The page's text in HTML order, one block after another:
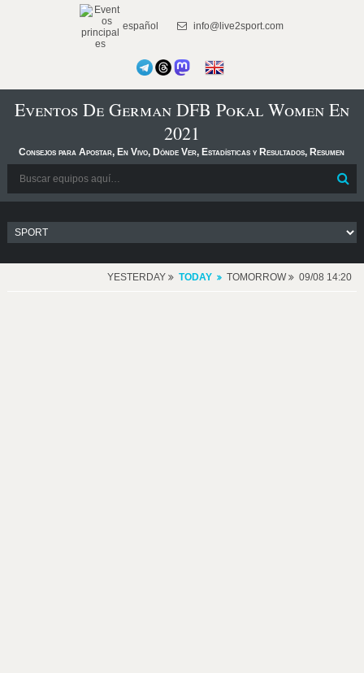
español info@live2sport.com
Eventos De German DFB Pokal Women En
2021
Consejos para Apostar, En Vivo, Dónde Ver, Estadísticas y Resultados, Resumen
YESTERDAY TODAY TOMORROW 09/08 14:20